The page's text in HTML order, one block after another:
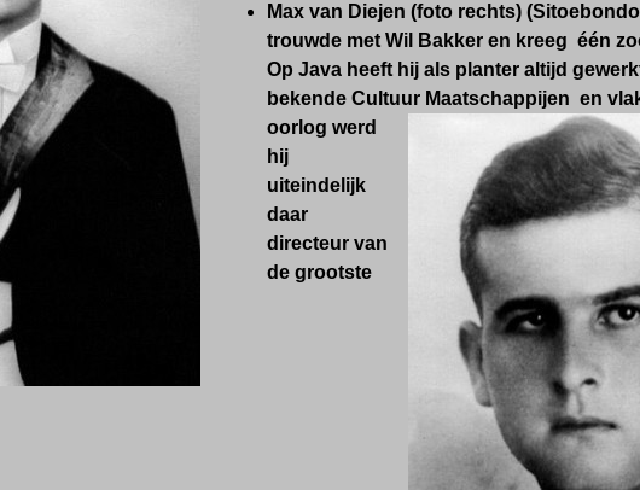
Max van Diejen (foto rechts)
trouwde met Wil Bakker en kreeg één
Op Java heeft hij als planter altijd
bekende CultuurMaatschappijen en
oorlog werd
hij
uiteindelijk
daar
directeur van
de grootste